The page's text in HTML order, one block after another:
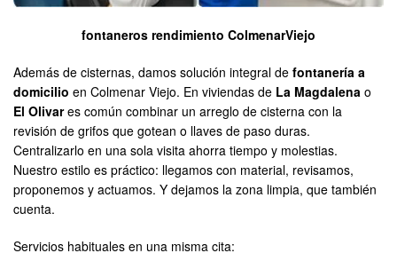
fontaneros rendimiento ColmenarViejo
Además de cisternas, damos solución integral de fontanería a
domicilio en Colmenar Viejo. En viviendas de La Magdalena o
El Olivares común combinar un arreglo de cisterna con la
revisión de grifos que gotean o llaves de paso duras.
Centralizarlo en una sola visita ahorra tiempo y molestias.
Nuestro estilo es práctico: llegamos con material, revisamos,
proponemos y actuamos. Y dejamos la zona limpia, que también
cuenta.
Servicios habituales en una misma cita: